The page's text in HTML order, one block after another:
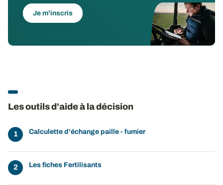
Je m'inscris
Les outils d’aide à la décision
Calculette d'échange paille - fumier
Les fiches Fertilisants